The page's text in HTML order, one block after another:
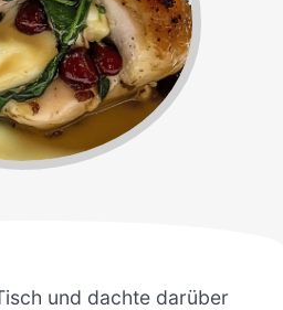
und dachte darüber